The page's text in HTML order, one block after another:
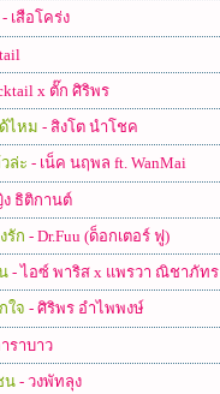
เสือโคร่ง
x ตั๊ก ศิริพร
ไหม - สิงโต นำโชค
ล่ะ - เน็ค นฤพล ft. WanMai
ธิติกานต์
รัก - Dr.Fuu (ด็อกเตอร์ ฟู)
- ไอซ์ พาริส x แพรวา ณิชาภัทร
ใจ - ศิริพร อำไพพงษ์
ราบาว
น- วงพัทลุง